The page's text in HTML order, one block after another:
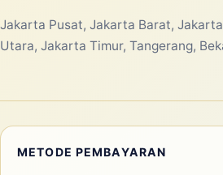
Jakarta Pusat, Jakarta Barat,
Utara, Jakarta Timur, Tangerang,
METODE PEMBAYARAN